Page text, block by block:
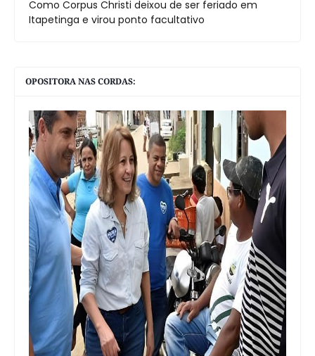
Como Corpus Christi deixou de ser feriado em
Itapetinga e virou ponto facultativo
OPOSITORA NAS CORDAS: